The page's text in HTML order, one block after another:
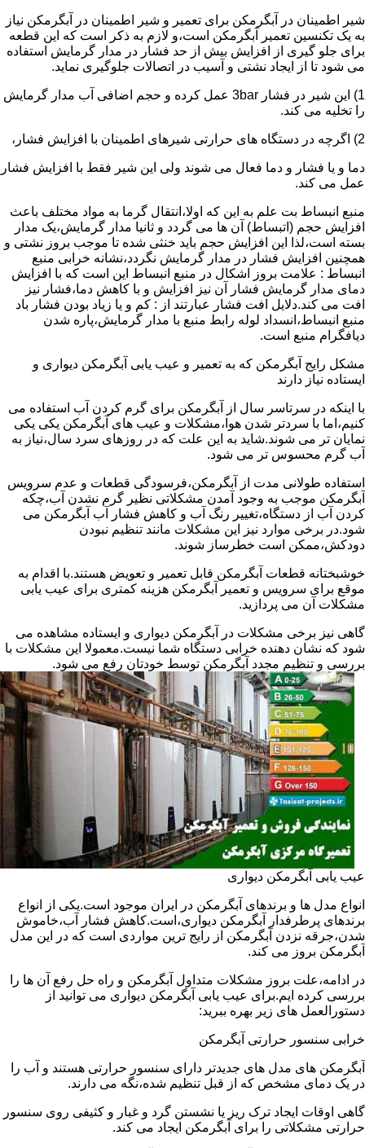
شیر اطمینان در آبگرمکن برای تعمیر و شیر اطمینان در آبگرمکن نیاز
به یک تکنسین تعمیر آبگرمکن است،و لازم به ذکر است که این قطعه
برای جلو گیری از افزایش بیش از حد فشار در مدار گرمایش استفاده
می شود تا از ایجاد نشتی و آسیب در اتصالات جلوگیری نماید.
1) این شیر در فشار 3bar عمل کرده و حجم اضافی آب مدار گرمایش
را تخلیه می کند.
2) اگرچه در دستگاه های حرارتی شیرهای اطمینان با افزایش فشار،
دما و یا فشار و دما فعال می شوند ولی این شیر فقط با افزایش فشار
عمل می کند.
منبع انبساط بت علم به این که اولا،انتقال گرما به مواد مختلف باعث
افزایش حجم (اتبساط) آن ها می گردد و ثانیا مدار گرمایش،یک مدار
بسته است،لذا این افزایش حجم باید خنثی شده تا موجب بروز نشتی و
همچنین افزایش فشار در مدار گرمایش نگردد،نشانه خرابی منبع
انبساط : علامت بروز اشکال در منبع انبساط این است که با افزایش
دمای مدار گرمایش فشار آن نیز افزایش و با کاهش دما،فشار نیز
افت می کند.دلایل افت فشار عبارتند از : کم و یا زیاد بودن فشار باد
منبع انبساط،انسداد لوله رابط منبع با مدار گرمایش،پاره شدن
دیافگرام منبع است.
مشکل رایج آبگرمکن که به تعمیر و عیب یابی آبگرمکن دیواری و
ایستاده نیاز دارند
با اینکه در سرتاسر سال از آبگرمکن برای گرم کردن آب استفاده می
کنیم،اما با سردتر شدن هوا،مشکلات و عیب های آبگرمکن یکی یکی
نمایان تر می شوند.شاید به این علت که در روزهای سرد سال،نیاز به
آب گرم محسوس تر می شود.
استفاده طولانی مدت از آبگرمکن،فرسودگی قطعات و عدم سرویس
آبگرمکن موجب به وجود آمدن مشکلاتی نظیر گرم نشدن آب،چکه
کردن آب از دستگاه،تغییر رنگ آب و کاهش فشار آب آبگرمکن می
شود.در برخی موارد نیز این مشکلات مانند تنظیم نبودن
دودکش،ممکن است خطرساز شوند.
خوشبختانه قطعات آبگرمکن قابل تعمیر و تعویض هستند.با اقدام به
موقع برای سرویس و تعمیر آبگرمکن هزینه کمتری برای عیب یابی
مشکلات آن می پردازید.
گاهی نیز برخی مشکلات در آبگرمکن دیواری و ایستاده مشاهده می
شود که نشان دهنده خرابی دستگاه شما نیست.معمولا این مشکلات با
بررسی و تنظیم مجدد آبگرمکن توسط خودتان رفع می شود.
عیب یابی آبگرمکن دیواری
انواع مدل ها و برندهای آبگرمکن در ایران موجود است.یکی از انواع
برندهای پرطرفدار آبگرمکن دیواری،است.کاهش فشار آب،خاموش
شدن،جرقه نزدن آبگرمکن از رایج ترین مواردی است که در این مدل
آبگرمکن بروز می کند.
در ادامه،علت بروز مشکلات متداول آبگرمکن و راه حل رفع آن ها را
بررسی کرده ایم.برای عیب یابی آبگرمکن دیواری می توانید از
دستورالعمل های زیر بهره ببرید:
خرابی سنسور حرارتی آبگرمکن
آبگرمکن های مدل های جدیدتر دارای سنسور حرارتی هستند و آب را
در یک دمای مشخص که از قبل تنظیم شده،نگه می دارند.
گاهی اوقات ایجاد ترک ریز یا نشستن گرد و غبار و کثیفی روی سنسور
حرارتی مشکلاتی را برای آبگرمکن ایجاد می کند.